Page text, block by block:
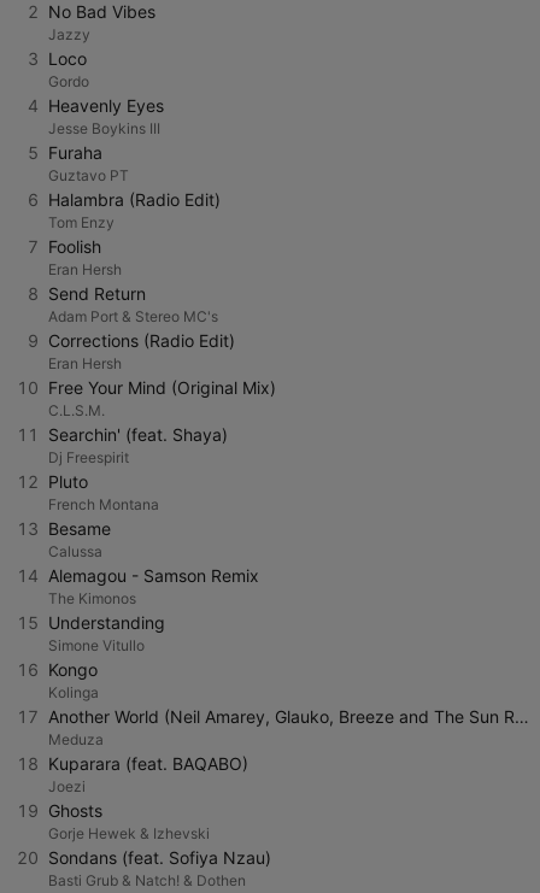
2 No Bad Vibes
Jazzy
3 Loco
Gordo
4 Heavenly Eyes
Jesse Boykins III
5 Furaha
Guztavo PT
6 Halambra (Radio Edit)
Tom Enzy
7 Foolish
Eran Hersh
8 Send Return
Adam Port & Stereo MC's
9 Corrections (Radio Edit)
Eran Hersh
10 Free Your Mind (Original Mix)
C.L.S.M.
11 Searchin' (feat. Shaya)
Dj Freespirit
12 Pluto
French Montana
13 Besame
Calussa
14 Alemagou - Samson Remix
The Kimonos
15 Understanding
Simone Vitullo
16 Kongo
Kolinga
17 Another World (Neil Amarey, Glauko, Breeze and The Sun Remix)
Meduza
18 Kuparara (feat. BAQABO)
Joezi
19 Ghosts
Gorje Hewek & Izhevski
20 Sondans (feat. Sofiya Nzau)
Basti Grub & Natch! & Dothen